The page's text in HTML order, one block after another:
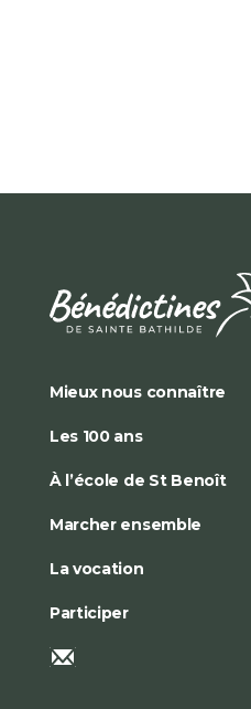
Mieux nous connaître
Les 100 ans
À l’école de St Benoît
Marcher ensemble
La vocation
Participer